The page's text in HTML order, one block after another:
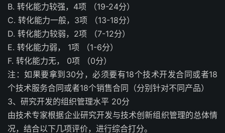
B. 转化能力较强，4项 （19-24分）
C. 转化能力一般，3项 （13-18分）
D. 转化能力较弱，2项 （7-12分）
E. 转化能力弱， 1项 （1-6分）
F. 转化能力无， 0项 （0分）
注：如果要拿到30分，必须要有18个技术开发合同或者18
个技术服务合同或者18个销售合同（分别针对不同产品）
3、研究开发的组织管理水平 20分
由技术专家根据企业研究开发与技术创新组织管理的总体情
况，结合以下几项评价，进行综合打分。